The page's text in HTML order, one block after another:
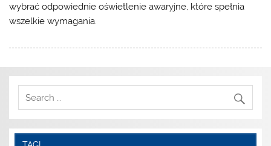
wybrać odpowiednie oświetlenie awaryjne, które spełnia
wszelkie wymagania.